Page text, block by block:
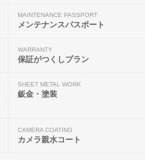
MAINTENANCE PASSPORT
メンテナンスパスポート
WARRANTY
保証がつくしプラン
SHEET METAL WORK
鈑金・塗装
CAMERA COATING
カメラ親水コート